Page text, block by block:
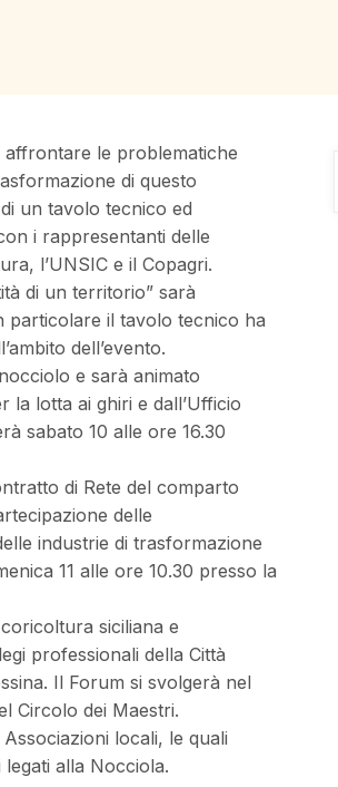
affrontare le problematiche
di questo
un tavolo tecnico ed
i rappresentanti delle
l’UNSIC e il Copagri.
di un territorio” sarà
particolare il tavolo tecnico ha
dell’evento.
e sarà animato
la lotta ai ghiri e dall’Ufficio
sabato 10 alle ore 16.30
di Rete del comparto
delle
industrie di trasformazione
11 alle ore 10.30 presso la
siciliana e
professionali della Città
Il Forum si svolgerà nel
Circolo dei Maestri.
locali, le quali
alla Nocciola.